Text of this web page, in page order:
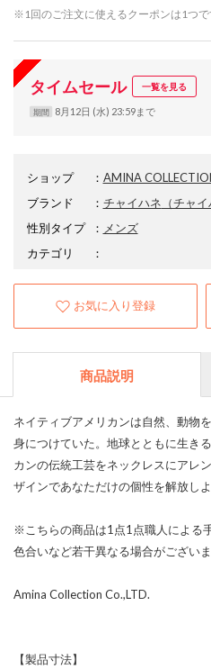
※1回のご注文に使えるクーポンは1つで
タイムセール 一覧を見る
期間 8月12日 (水) 23:59まで
ショップ ： AMINA
ブランド
： チャイハネ （チャイ
性別タイプ
： メンズ
カテゴリ
：
お気に入り登録
商品説明
ネイティブアメリカンは自然、動物
身につけていた。地球とともに生き
カンの伝統工芸をネックレスにアレ
ザインであなただけの個性を解放しよ
※こちらの商品は1点1点職人による
色合いなど若干異なる場合がござい
Amina Collection Co.,LTD.
【製品寸法】